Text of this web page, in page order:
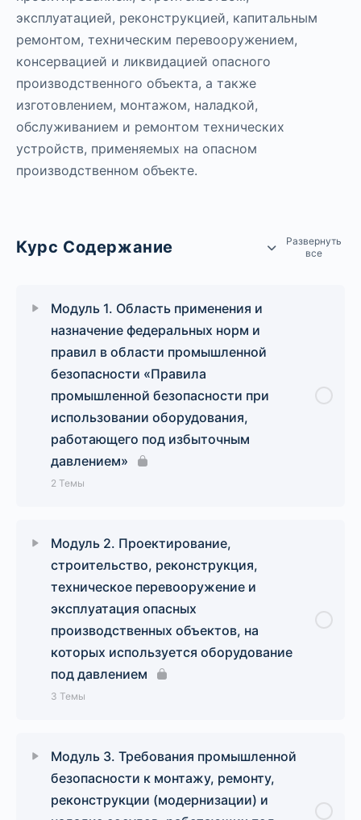
эксплуатацией, реконструкцией, капитальным
ремонтом, техническим перевооружением,
консервацией и ликвидацией опасного
производственного объекта, а также
изготовлением, монтажом, наладкой,
обслуживанием и ремонтом технических
устройств, применяемых на опасном
производственном объекте.
Курс Содержание
Развернуть
все
Модуль 1. Область применения и
назначение федеральных норм и
правил в области промышленной
безопасности «Правила
промышленной безопасности при
использовании оборудования,
работающего под избыточным
давлением»
2 Темы
Введение
Лекция 1. Общие положения федеральных норм
и правил в области промышленной
безопасности «Правила промышленной
безопасности при использовании оборудования,
работающего под избыточным давлением»
Модуль 2. Проектирование,
строительство, реконструкция,
техническое перевооружение и
эксплуатация опасных
производственных объектов, на
которых используется оборудование
под давлением
3 Темы
Модуль 3. Требования промышленной
безопасности к монтажу, ремонту,
реконструкции (модернизации) и